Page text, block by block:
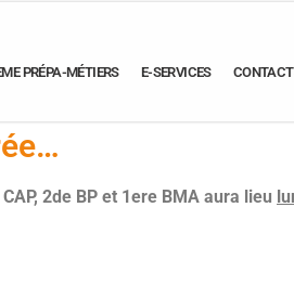
PRÉPA-MÉTIERS E-SERVICES
2de BP et 1ere BMA aura lieu